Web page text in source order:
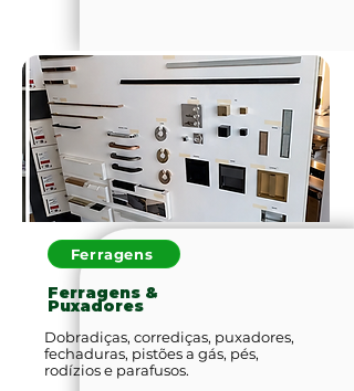
Dobradiças, corrediças, puxadores,
fechaduras, pistões a gás, pés,
rodízios e parafusos.
Ferragens
Ferragens &
Puxadores